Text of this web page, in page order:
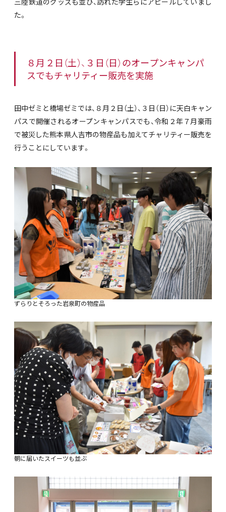
た。
８月２日（土）、３日（日）のオープンキャンパ
スでもチャリティー販売を実施
田中ゼミと橋場ゼミでは、８月２日（土）、３日（日）に天白キャン
パスで開催されるオープンキャンパスでも、令和２年７月豪雨
で被災した熊本県人吉市の物産品も加えてチャリティー販売を
行うことにしています。
ずらりとそろった岩泉町の物産品
朝に届いたスイーツも並ぶ